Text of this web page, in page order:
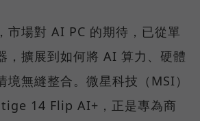
市場對 AI PC 的期待，已從單
，擴展到如何將 AI 算力、硬體
境無縫整合。微星科技（MSI）
14 Flip AI+，正是專為商